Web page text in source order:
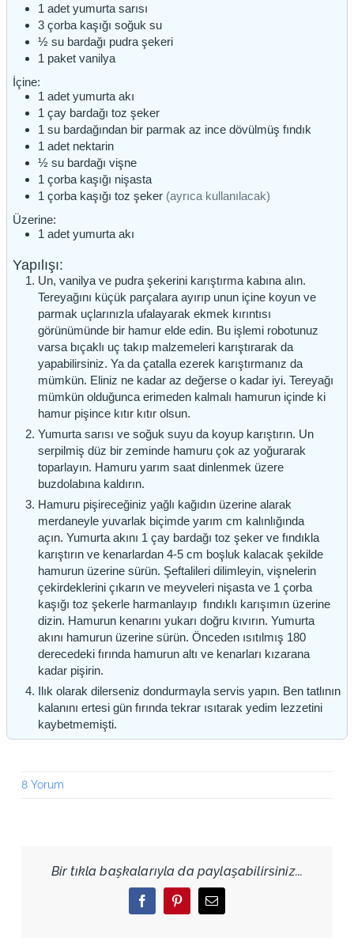
1 adet yumurta sarısı
3 çorba kaşığı soğuk su
½ su bardağı pudra şekeri
1 paket vanilya
İçine:
1 adet yumurta akı
1 çay bardağı toz şeker
1 su bardağından bir parmak az ince dövülmüş fındık
1 adet nektarin
½ su bardağı vişne
1 çorba kaşığı nişasta
1 çorba kaşığı toz şeker (ayrıca kullanılacak)
Üzerine:
1 adet yumurta akı
Yapılışı:
Un, vanilya ve pudra şekerini karıştırma kabına alın.
Tereyağını küçük parçalara ayırıp unun içine koyun ve
parmak uçlarınızla ufalayarak ekmek kırıntısı
görünümünde bir hamur elde edin. Bu işlemi robotunuz
varsa bıçaklı uç takıp malzemeleri karıştırarak da
yapabilirsiniz. Ya da çatalla ezerek karıştırmanız da
mümkün. Eliniz ne kadar az değerse o kadar iyi. Tereyağı
mümkün olduğunca erimeden kalmalı hamurun içinde ki
hamur pişince kıtır kıtır olsun.
Yumurta sarısı ve soğuk suyu da koyup karıştırın. Un
serpilmiş düz bir zeminde hamuru çok az yoğurarak
toparlayın. Hamuru yarım saat dinlenmek üzere
buzdolabına kaldırın.
Hamuru pişireceğiniz yağlı kağıdın üzerine alarak
merdaneyle yuvarlak biçimde yarım cm kalınlığında
açın. Yumurta akını 1 çay bardağı toz şeker ve fındıkla
karıştırın ve kenarlardan 4-5 cm boşluk kalacak şekilde
hamurun üzerine sürün. Şeftalileri dilimleyin, vişnelerin
çekirdeklerini çıkarın ve meyveleri nişasta ve 1 çorba
kaşığı toz şekerle harmanlayıp fındıklı karışımın üzerine
dizin. Hamurun kenarını yukarı doğru kıvırın. Yumurta
akını hamurun üzerine sürün. Önceden ısıtılmış 180
derecedeki fırında hamurun altı ve kenarları kızarana
kadar pişirin.
Ilık olarak dilerseniz dondurmayla servis yapın. Ben tatlının
kalanını ertesi gün fırında tekrar ısıtarak yedim lezzetini
kaybetmemişti.
8 Yorum
Bir tıkla başkalarıyla da paylaşabilirsiniz...
FacebookPinterestEmail